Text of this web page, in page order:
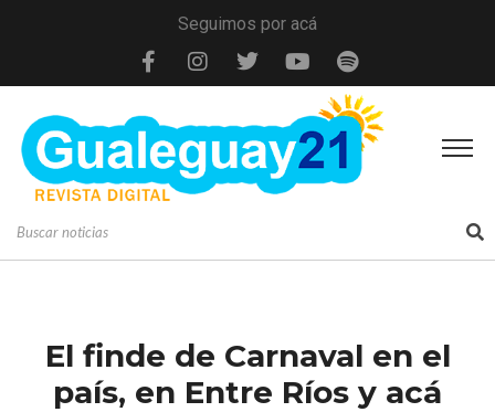
Seguimos por acá
El finde de Carnaval en el
país, en Entre Ríos y acá